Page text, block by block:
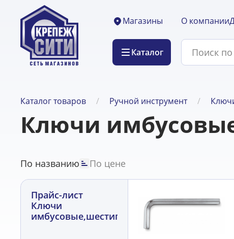
Магазины
Каталог
О компании
Каталог товаров Ручной инструмент
Ключи
По названию По цене
Прайс-лист
Ключи
имбусовые,шестигранник